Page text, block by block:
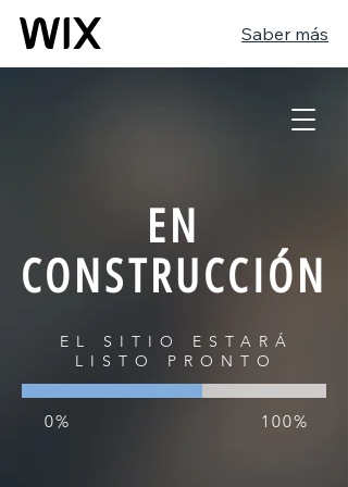
Saber más